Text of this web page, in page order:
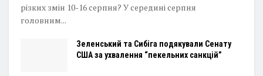
різких змін 10-16 серпня? У середині серпня
головним...
Зеленський та Сибіга подякували Сенату
США за ухвалення “пекельних санкцій”